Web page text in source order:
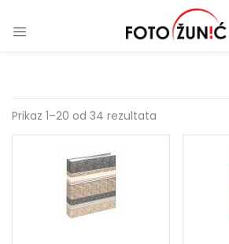
Prikaz 1–20 od 34 rezultata